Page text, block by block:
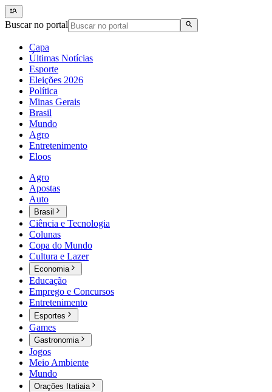
Buscar no portal
Capa
Últimas Notícias
Esporte
Eleições 2026
Política
Minas Gerais
Brasil
Mundo
Agro
Entretenimento
Eloos
Agro
Apostas
Auto
Brasil
Ciência e Tecnologia
Colunas
Copa do Mundo
Cultura e Lazer
Economia
Educação
Emprego e Concursos
Entretenimento
Esportes
Games
Gastronomia
Jogos
Meio Ambiente
Mundo
Orações Itatiaia